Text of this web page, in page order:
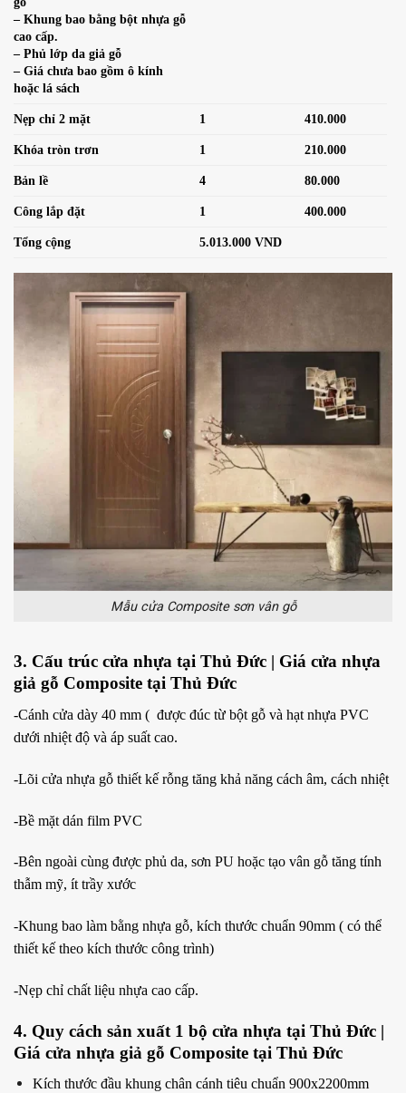
– Khung bao bằng bột nhựa gỗ
cao cấp.
– Phủ lớp da giả gỗ
– Giá chưa bao gồm ô kính
hoặc lá sách
Nẹp chỉ 2 mặt 1 410.000
Khóa tròn trơn 1 210.000
Bản lề 4 80.000
Công lắp đặt 1 400.000
Tổng cộng 5.013.000 VND
Mẫu cửa Composite sơn vân gỗ
3. Cấu trúc cửa nhựa tại Thủ Đức | Giá cửa nhựa
giả gỗ Composite tại Thủ Đức
-Cánh cửa dày 40 mm ( được đúc từ bột gỗ và hạt nhựa PVC
dưới nhiệt độ và áp suất cao.
-Lõi cửa nhựa gỗ thiết kế rỗng tăng khả năng cách âm, cách nhiệt
-Bề mặt dán film PVC
-Bên ngoài cùng được phủ da, sơn PU hoặc tạo vân gỗ tăng tính
thẫm mỹ, ít trầy xước
-Khung bao làm bằng nhựa gỗ, kích thước chuẩn 90mm ( có thể
thiết kế theo kích thước công trình)
-Nẹp chỉ chất liệu nhựa cao cấp.
4. Quy cách sản xuất 1 bộ cửa nhựa tại Thủ Đức |
Giá cửa nhựa giả gỗ Composite tại Thủ Đức
Kích thước đầu khung chân cánh tiêu chuẩn 900x2200mm